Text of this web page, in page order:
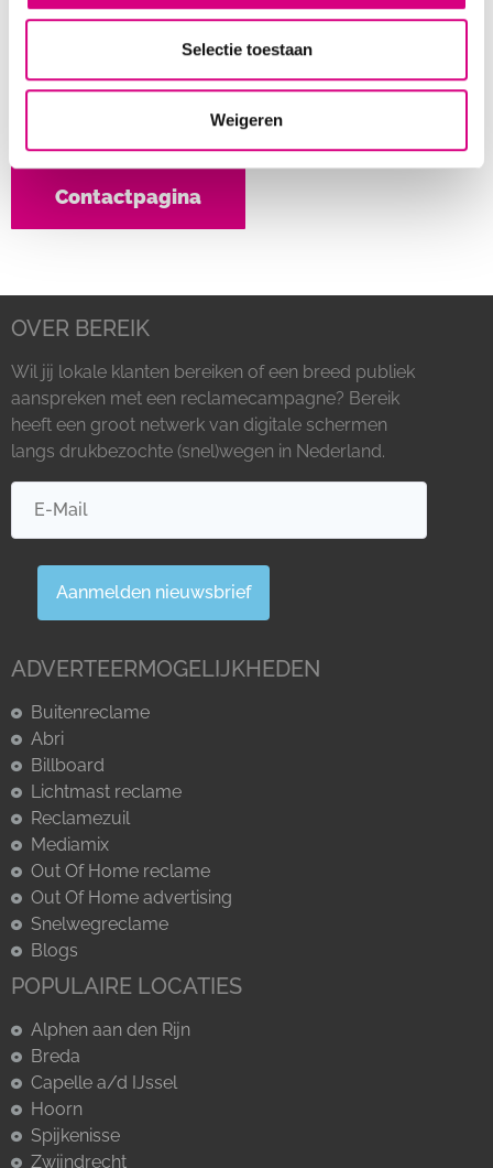
Selectie toestaan
Weigeren
OOK INTERESSANT:
Contactpagina
OVER BEREIK
Wil jij lokale klanten bereiken of een breed publiek
aanspreken met een reclamecampagne? Bereik
heeft een groot netwerk van digitale schermen
langs drukbezochte (snel)wegen in Nederland.
Aanmelden nieuwsbrief
ADVERTEERMOGELIJKHEDEN
Buitenreclame
Abri
Billboard
Lichtmast reclame
Reclamezuil
Mediamix
Out Of Home reclame
Out Of Home advertising
Snelwegreclame
Blogs
POPULAIRE LOCATIES
Alphen aan den Rijn
Breda
Capelle a/d IJssel
Hoorn
Spijkenisse
Zwijndrecht